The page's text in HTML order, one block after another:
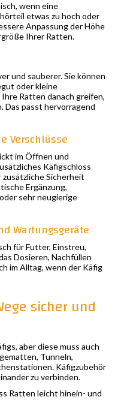
wenn eine
etwas zu hoch oder
Anpassung der Höhe
Ihrer Ratten.
und sauberer. Sie können
oder kleine
Ratten danach greifen,
Das passt hervorragend
Verschlüsse
im Öffnen und
Käfigschloss
Sicherheit
Ergänzung,
sehr neugierige
Wartungsgeräte
für Futter, Einstreu,
Dosieren, Nachfüllen
im Alltag, wenn der Käfig
sicher und
aber diese muss auch
Tunneln,
Käfigzubehör
zu verbinden.
Ratten leicht hinein- und